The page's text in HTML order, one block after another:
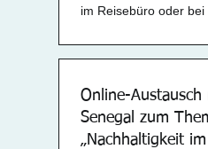
im Reisebüro oder bei
Online-Austausch
Senegal zum
„Nachhaltigkeit